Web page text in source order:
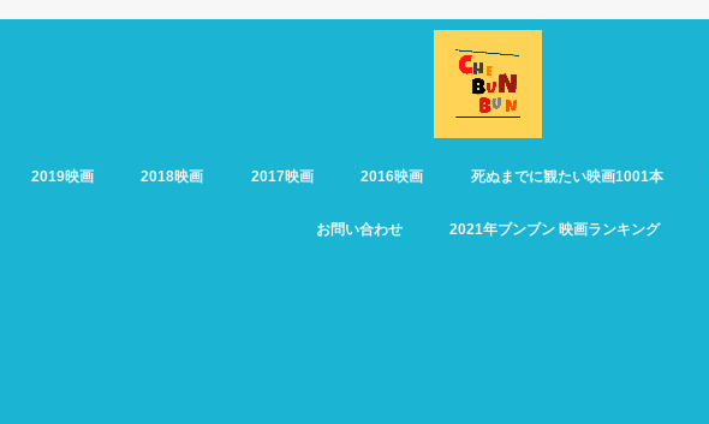
2019映画 2018映画 2017映画 2016映画 死ぬまでに観たい映画1001本
お問い合わせ 2021年ブンブン 映画ランキング